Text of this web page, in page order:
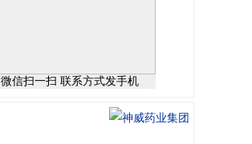
微信扫一扫 联系方式发手机